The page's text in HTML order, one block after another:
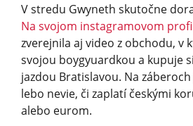
V stredu Gwyneth skutočne
Na svojom instagramovom
zverejnila aj video z obchodu, v
svojou boygyuardkou a kupuje
jazdou Bratislavou. Na
lebo nevie, či zaplatí českými
alebo eurom.